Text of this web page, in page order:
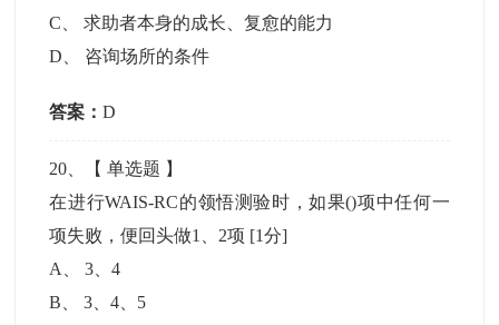
C 、求助者本身的成长、复愈的能力
D
咨询场所的条件
答案：D
20 、【单选题 】
在进行WAIS-RC的领悟测验时，如果()项中任何一
项失败，便回头做1、2项 [1分]
A
、3、4
B 、3、4、5